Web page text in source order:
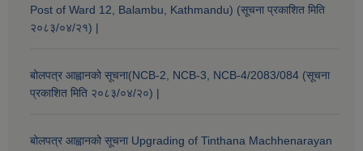
Post of Ward 12, Balambu, Kathmandu) (सूचना प्रकाशित मिति
२०८३/०४/२१) |
बोलपत्र आह्वानको सूचना(NCB-2, NCB-3, NCB-4/2083/084 (सूचना
प्रकाशित मिति २०८३/०४/२०) |
बोलपत्र आह्वानको सूचना Upgrading of Tinthana Machhenarayan